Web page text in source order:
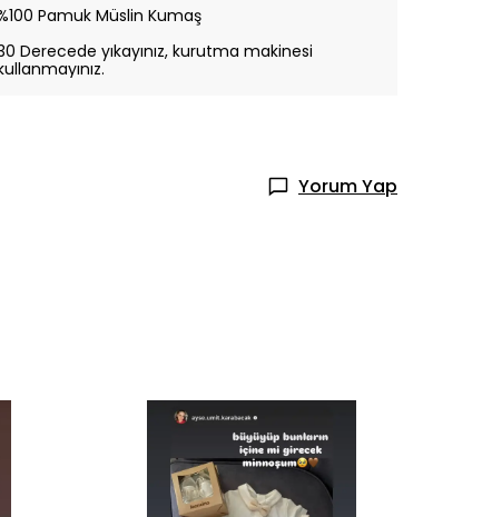
Pamuk Müslin Kumaş
Derecede yıkayınız, kurutma makinesi
Yorum Yap